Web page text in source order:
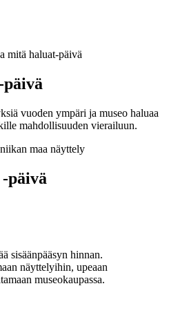
mitä haluat-päivä
vuoden ympäri ja museo haluaa
mahdollisuuden vierailuun.
päivä
sisäänpääsyn hinnan.
näyttelyihin, upeaan
museokaupassa.